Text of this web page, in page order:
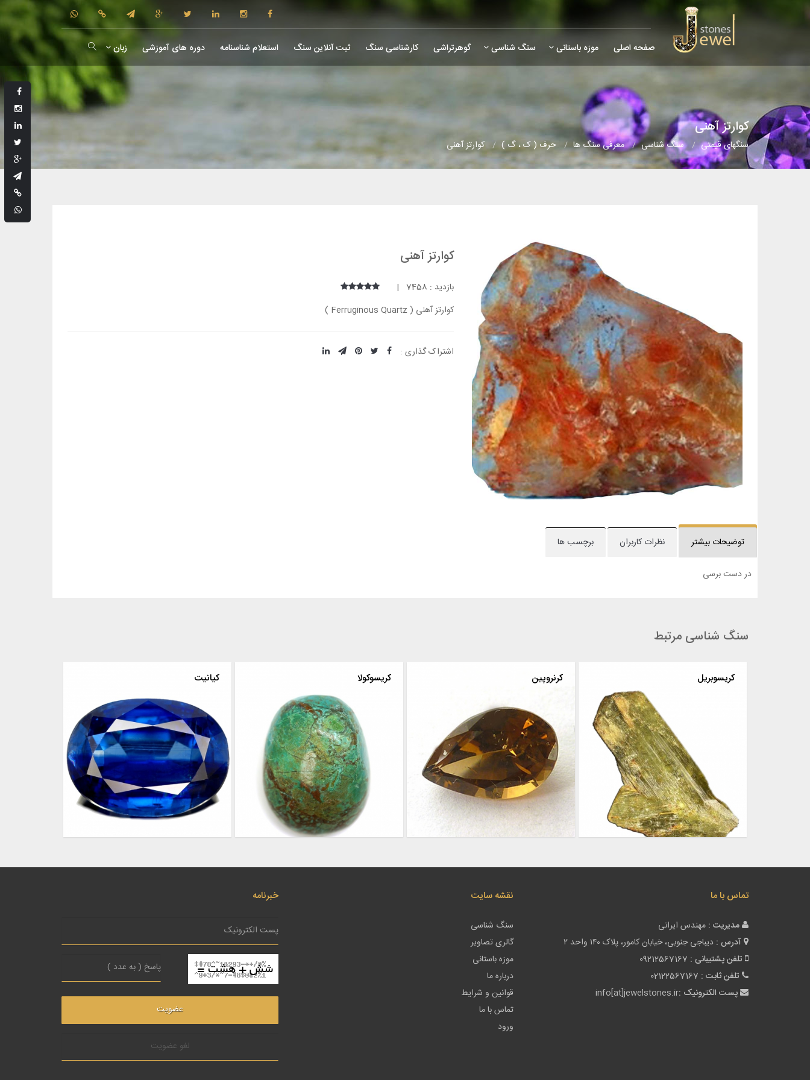
صفحه اصلی موزه باستانی سنگ شناسی گوهرتراشی کارشناسی سنگ ثبت آنلاین سنگ استعلام شناسنامه دوره های آموزشی زبان
کوارتز آهنی
سنگهای قیمتی سنگ شناسی معرفی سنگ ها حرف ( ک ، گ ) کوارتز آهنی
کوارتز آهنی
بازدید : 7458 |
کوارتز آهنی ( Ferruginous Quartz )
اشتراک گذاری :
توضیحات بیشتر نظرات کاربران برچسب ها
در دست برسی
سنگ شناسی مرتبط
تماس با ما
مدیریت : مهندس ایرانی
آدرس : دیباجی جنوبی، خیابان کامور، پلاک ۱۴۰ واحد ۲
تلفن پشتیبانی : 09212567167
تلفن ثابت : 02122567167
پست الکترونیک :info[at]jewelstones.ir
نقشه سایت
سنگ شناسی
گالری تصاویر
موزه باستانی
درباره ما
قوانین و شرایط
تماس با ما
ورود
خبرنامه
لغو عضویت